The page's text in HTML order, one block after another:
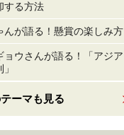
する方法
んが語る！懸賞の楽しみ方
ョウさんが語る！「アジア
ーマも見る